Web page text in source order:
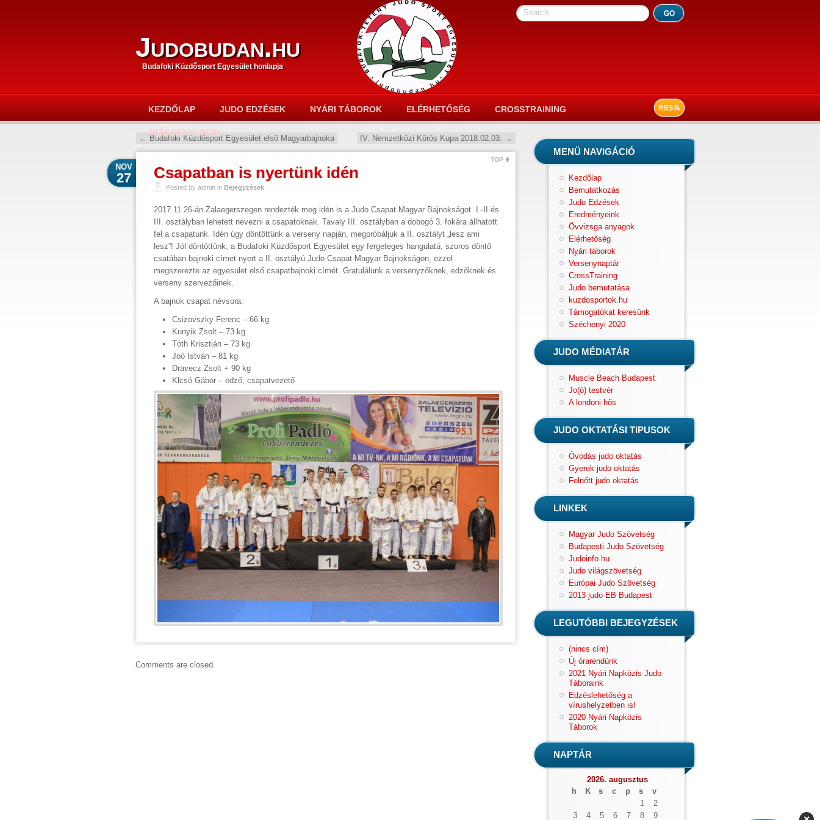
Search
Judobudan.hu
Budafoki Küzdősport Egyesület honlapja
KEZDŐLAP JUDO EDZÉSEK NYÁRI TÁBOROK ELÉRHETŐSÉG CROSSTRAINING
SZÉCHENYI 2020
← Budafoki Küzdősport Egyesület első Magyarbajnoka IV. Nemzetközi Kőrös Kupa 2018.02.03. →
TOP
Csapatban is nyertünk idén
NOV
27
Posted by admin in Bejegyzések
2017.11.26-án Zalaegerszegen rendezték meg idén is a Judo Csapat Magyar Bajnokságot. I.-II és
III. osztályban lehetett nevezni a csapatoknak. Tavaly III. osztályban a dobogó 3. fokára állhatott
fel a csapatunk. Idén úgy döntöttünk a verseny napján, megpróbáljuk a II. osztályt „lesz ami
lesz”! Jól döntöttünk, a Budafoki Küzdősport Egyesület egy fergeteges hangulatú, szoros döntő
csatában bajnoki címet nyert a II. osztályú Judo Csapat Magyar Bajnokságon, ezzel
megszerezte az egyesület első csapatbajnoki címét. Gratulálunk a versenyzőknek, edzőknek és
verseny szervezőinek.
A bajnok csapat névsora:
Csizovszky Ferenc – 66 kg
Kunyik Zsolt – 73 kg
Tóth Krisztián – 73 kg
Joó István – 81 kg
Dravecz Zsolt + 90 kg
Klcsó Gábor – edző, csapatvezető
Comments are closed.
MENÜ NAVIGÁCIÓ
Kezdőlap
Bemutatkozás
Judo Edzések
Eredményeink
Övvizsga anyagok
Elérhetőség
Nyári táborok
Versenynaptár
CrossTraining
Judo bemutatása
kuzdosportok.hu
Támogatókat keresünk
Széchenyi 2020
JUDO MÉDIATÁR
Muscle Beach Budapest
Jo(ó) testvér
A londoni hős
JUDO OKTATÁSI TIPUSOK
Óvodás judo oktatás
Gyerek judo oktatás
Felnőtt judo oktatás
LINKEK
Magyar Judo Szövetség
Budapesti Judo Szövetség
Judoinfo.hu
Judo világszövetség
Európai Judo Szövetség
2013 judo EB Budapest
LEGUTÓBBI BEJEGYZÉSEK
(nincs cím)
Új órarendünk
2021 Nyári Napközis Judo
Táboraink
Edzéslehetőség a
vírushelyzetben is!
2020 Nyári Napközis
Táborok
NAPTÁR
2026. augusztus
h
K s c p s
v
1
2
3
4 5 6 7 8 9